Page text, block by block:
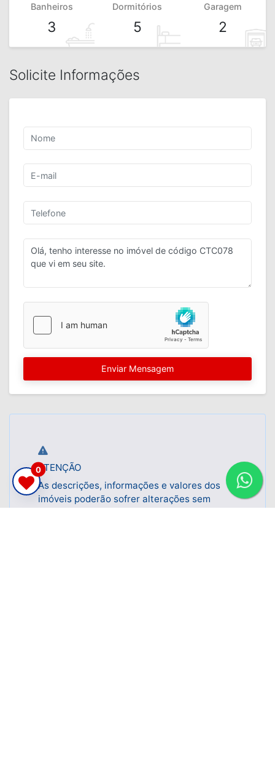
Banheiros
3
Dormitórios
5
Garagem
2
Solicite Informações
Enviar Mensagem
ATENÇÃO
As descrições, informações e valores dos
imóveis poderão sofrer alterações sem
0
Fale com
corretor